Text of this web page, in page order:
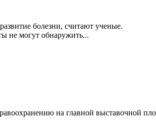
болезни, считают ученые.
не могут обнаружить...
на главной выставочной